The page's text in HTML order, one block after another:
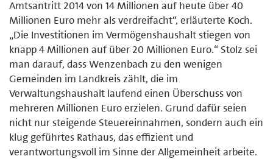
Amtsantritt 2014 von 14 Millionen auf heute über 40
Millionen Euro mehr als verdreifacht“, erläuterte Koch.
„Die Investitionen im Vermögenshaushalt stiegen von
knapp 4 Millionen auf über 20 Millionen Euro.“ Stolz sei
man darauf, dass Wenzenbach zu den wenigen
Gemeinden im Landkreis zählt, die im
Verwaltungshaushalt laufend einen Überschuss von
mehreren Millionen Euro erzielen. Grund dafür seien
nicht nur steigende Steuereinnahmen, sondern auch ein
klug geführtes Rathaus, das effizient und
verantwortungsvoll im Sinne der Allgemeinheit arbeite.